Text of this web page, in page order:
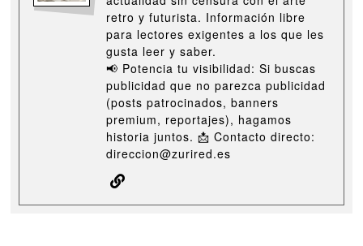
retro y futurista. Información libre
para lectores exigentes a los que les
gusta leer y saber.
📢 Potencia tu visibilidad: Si buscas
publicidad que no parezca publicidad
(posts patrocinados, banners
premium, reportajes), hagamos
historia juntos. 📩 Contacto directo:
direccion@zurired.es